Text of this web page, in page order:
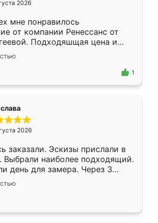
2026
мне понравилось
от компании Ренессанс от
Подходяшщая цена и
изготовления. Приехавший
сотрудник Владислав
моему эскизу самый
1
2026
заказали. Эскизы прислали в
Выбрали наиболее подходящий.
день для замера. Через 3
была уже готова. Остались
Спасибо Ренессанс
работу!